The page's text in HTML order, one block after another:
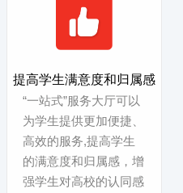
提高学生满意度和归属感
“一站式”服务大厅可以
为学生提供更加便捷、
高效的服务,提高学生
的满意度和归属感，增
强学生对高校的认同感